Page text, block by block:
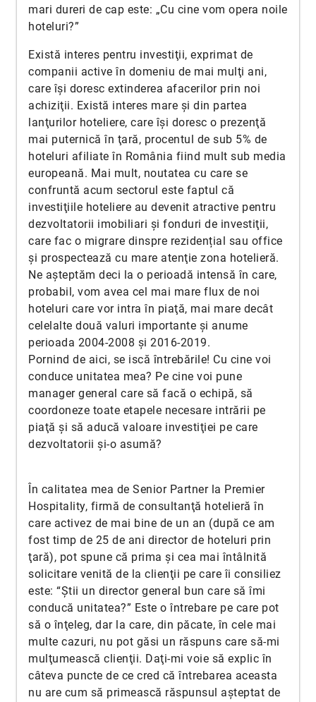
mari dureri de cap este: „Cu cine vom opera noile
hoteluri?”
Există interes pentru investiţii, exprimat de
companii active în domeniu de mai mulţi ani,
care îşi doresc extinderea afacerilor prin noi
achiziţii. Există interes mare şi din partea
lanţurilor hoteliere, care îşi doresc o prezenţă
mai puternică în ţară, procentul de sub 5% de
hoteluri afiliate în România fiind mult sub media
europeană. Mai mult, noutatea cu care se
confruntă acum sectorul este faptul că
investiţiile hoteliere au devenit atractive pentru
dezvoltatorii imobiliari şi fonduri de investiţii,
care fac o migrare dinspre rezidențial sau office
şi prospectează cu mare atenţie zona hotelieră.
Ne aşteptăm deci la o perioadă intensă în care,
probabil, vom avea cel mai mare flux de noi
hoteluri care vor intra în piaţă, mai mare decât
celelalte două valuri importante şi anume
perioada 2004-2008 şi 2016-2019.
Pornind de aici, se iscă întrebările! Cu cine voi
conduce unitatea mea? Pe cine voi pune
manager general care să facă o echipă, să
coordoneze toate etapele necesare intrării pe
piaţă şi să aducă valoare investiţiei pe care
dezvoltatorii şi-o asumă?
În calitatea mea de Senior Partner la Premier
Hospitality, firmă de consultanţă hotelieră în
care activez de mai bine de un an (după ce am
fost timp de 25 de ani director de hoteluri prin
ţară), pot spune că prima şi cea mai întâlnită
solicitare venită de la clienţii pe care îi consiliez
este: “Ştii un director general bun care să îmi
conducă unitatea?” Este o întrebare pe care pot
să o înţeleg, dar la care, din păcate, în cele mai
multe cazuri, nu pot găsi un răspuns care să-mi
mulţumească clienţii. Daţi-mi voie să explic în
câteva puncte de ce cred că întrebarea aceasta
nu are cum să primească răspunsul aşteptat de